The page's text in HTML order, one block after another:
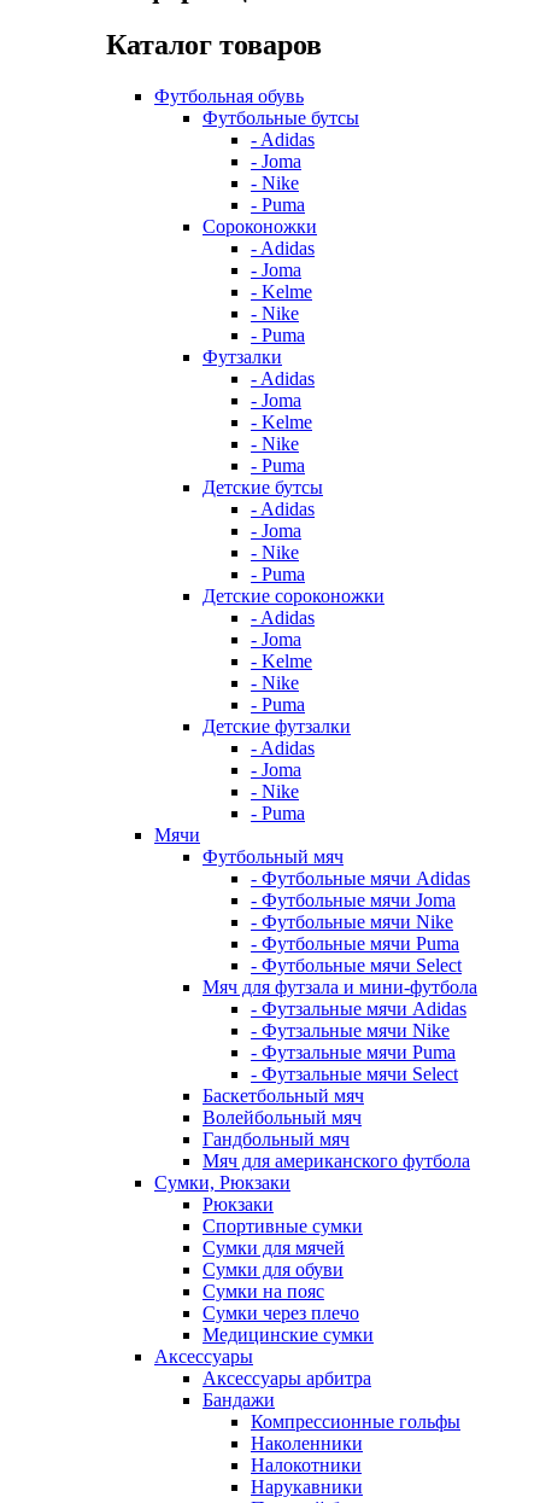
Каталог товаров
Футбольная обувь
Футбольные бутсы
- Adidas
- Joma
- Nike
- Puma
Сороконожки
- Adidas
- Joma
- Kelme
- Nike
- Puma
Футзалки
- Adidas
- Joma
- Kelme
- Nike
- Puma
Детские бутсы
- Adidas
- Joma
- Nike
- Puma
Детские сороконожки
- Adidas
- Joma
- Kelme
- Nike
- Puma
Детские футзалки
- Adidas
- Joma
- Nike
- Puma
Мячи
Футбольный мяч
- Футбольные мячи Adidas
- Футбольные мячи Joma
- Футбольные мячи Nike
- Футбольные мячи Puma
- Футбольные мячи Select
Мяч для футзала и мини-футбола
- Футзальные мячи Adidas
- Футзальные мячи Nike
- Футзальные мячи Puma
- Футзальные мячи Select
Баскетбольный мяч
Волейбольный мяч
Гандбольный мяч
Мяч для американского футбола
Сумки, Рюкзаки
Рюкзаки
Спортивные сумки
Сумки для мячей
Сумки для обуви
Сумки на пояс
Сумки через плечо
Медицинские сумки
Аксессуары
Аксессуары арбитра
Бандажи
Компрессионные гольфы
Наколенники
Налокотники
Нарукавники